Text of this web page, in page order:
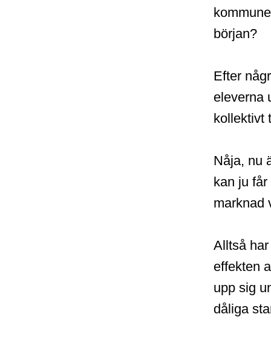
början?
Efter
eleverna
kollektivt
Nåja, nu
kan ju
marknad
Alltså
effekten
upp sig
dåliga